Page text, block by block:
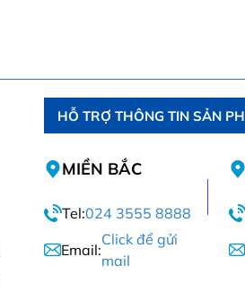
HỖ TRỢ THÔNG TIN SẢN
MIỀN BẮC
Tel:024 3555 8888
Email:
Click để gửi
mail